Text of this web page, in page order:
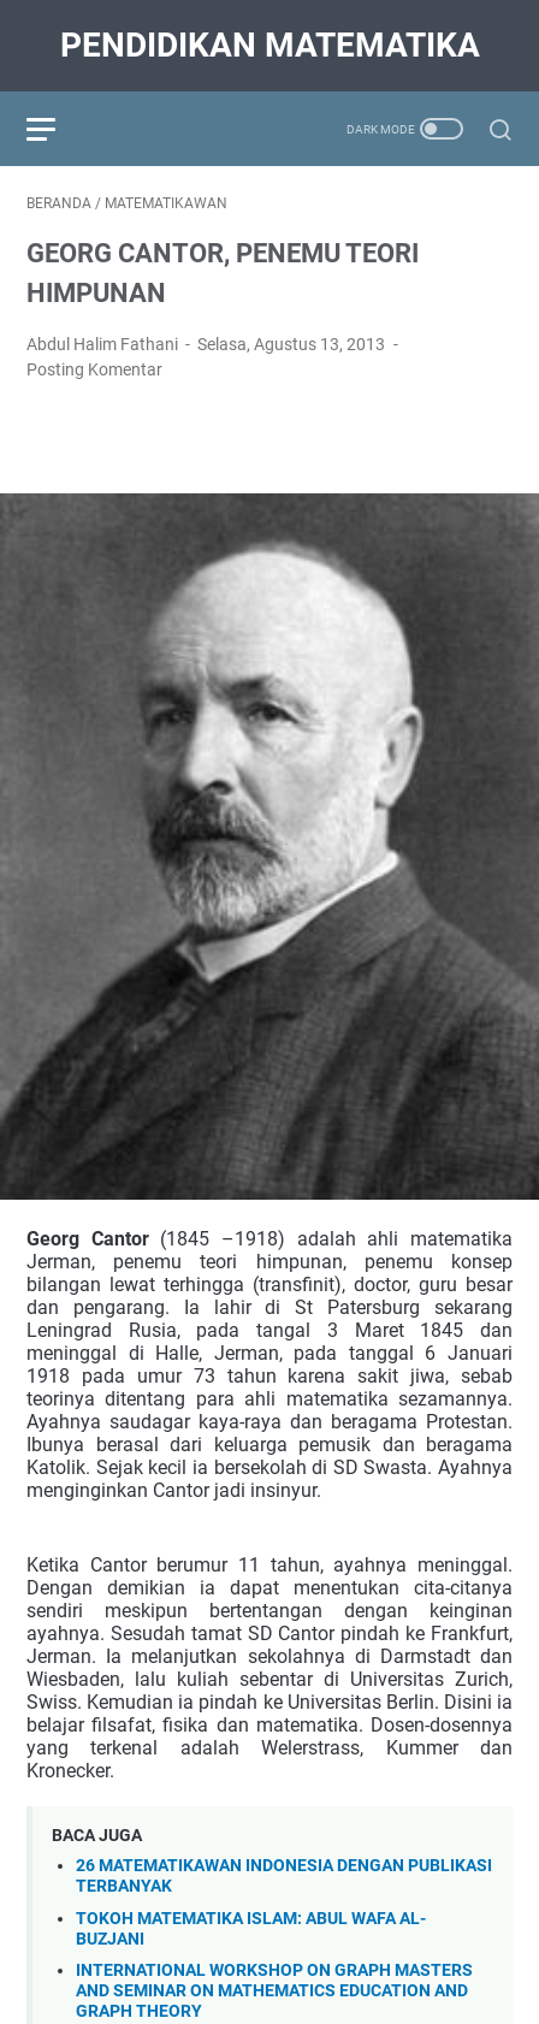
PENDIDIKAN MATEMATIKA
BERANDA / MATEMATIKAWAN
GEORG CANTOR, PENEMU TEORI
HIMPUNAN
Abdul Halim Fathani
Selasa, Agustus 13, 2013
Posting Komentar
Georg Cantor(1845 –1918) adalah ahli matematika
Jerman, penemu teori himpunan, penemu konsep
bilangan lewat terhingga (transfinit), doctor, guru besar
dan pengarang. Ia lahir di St Patersburg sekarang
Leningrad Rusia, pada tangal 3 Maret 1845 dan
meninggal di Halle, Jerman, pada tanggal 6 Januari
1918 pada umur 73 tahun karena sakit jiwa, sebab
teorinya ditentang para ahli matematika sezamannya.
Ayahnya saudagar kaya-raya dan beragama Protestan.
Ibunya berasal dari keluarga pemusik dan beragama
Katolik. Sejak kecil ia bersekolah di SD Swasta. Ayahnya
menginginkan Cantor jadi insinyur.
Ketika Cantor berumur 11 tahun, ayahnya meninggal.
Dengan demikian ia dapat menentukan cita-citanya
sendiri meskipun bertentangan dengan keinginan
ayahnya. Sesudah tamat SD Cantor pindah ke Frankfurt,
Jerman. Ia melanjutkan sekolahnya di Darmstadt dan
Wiesbaden, lalu kuliah sebentar di Universitas Zurich,
Swiss. Kemudian ia pindah ke Universitas Berlin. Disini ia
belajar filsafat, fisika dan matematika. Dosen-dosennya
yang terkenal adalah Welerstrass, Kummer dan
Kronecker.
BACA JUGA
26 MATEMATIKAWAN INDONESIA DENGAN PUBLIKASI
TERBANYAK
TOKOH MATEMATIKA ISLAM: ABUL WAFA AL-
BUZJANI
INTERNATIONAL WORKSHOP ON GRAPH MASTERS
AND SEMINAR ON MATHEMATICS EDUCATION AND
GRAPH THEORY